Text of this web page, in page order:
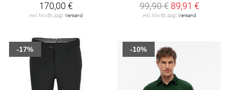
170,00 €
inkl. MwSt. zzgl. Versand
99,90 € 89,91 €
inkl. MwSt. zzgl. Versand
-17% -10%